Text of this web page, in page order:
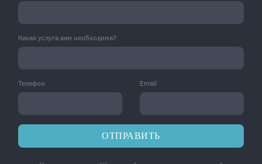
Какая услуга вам необходима?
Телефон Email
ОТПРАВИТЬ